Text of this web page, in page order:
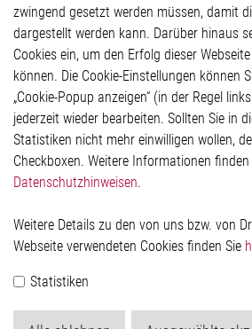
Glossar
Kontakt
Hinweisgeberschutzsystem
Impressum
Datenschutzerklärung
Cookie-Popup anzeigen
Elmos Semiconductor SE
Werkstättenstraße 18
Telefon: +49 (0) 2171 / 40 183-0
zwingend gesetzt werden müssen, damit
dargestellt werden kann. Darüber hinaus
Cookies ein, um den Erfolg dieser
können. Die Cookie-Einstellungen können
„Cookie-Popup anzeigen“ (in der Regel
jederzeit wieder bearbeiten. Sollten Sie in
Statistiken nicht mehr einwilligen wollen,
Checkboxen. Weitere Informationen finden
Datenschutzhinweisen.
Weitere Details zu den von uns bzw. von
Webseite verwendeten Cookies finden Sie
Statistiken